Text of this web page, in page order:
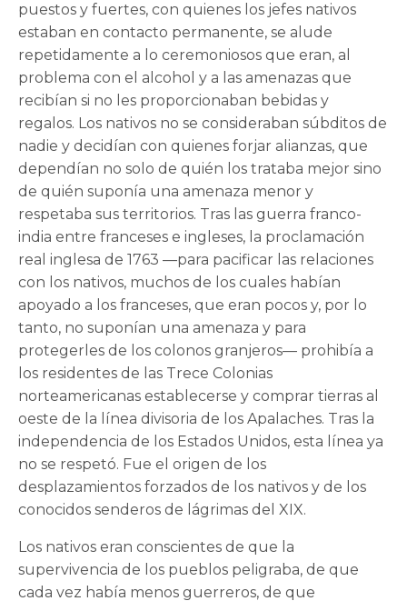
puestos y fuertes, con quienes los jefes nativos
estaban en contacto permanente, se alude
repetidamente a lo ceremoniosos que eran, al
problema con el alcohol y a las amenazas que
recibían si no les proporcionaban bebidas y
regalos. Los nativos no se consideraban súbditos de
nadie y decidían con quienes forjar alianzas, que
dependían no solo de quién los trataba mejor sino
de quién suponía una amenaza menor y
respetaba sus territorios. Tras las guerra franco-
india entre franceses e ingleses, la proclamación
real inglesa de 1763 —para pacificar las relaciones
con los nativos, muchos de los cuales habían
apoyado a los franceses, que eran pocos y, por lo
tanto, no suponían una amenaza y para
protegerles de los colonos granjeros— prohibía a
los residentes de las Trece Colonias
norteamericanas establecerse y comprar tierras al
oeste de la línea divisoria de los Apalaches. Tras la
independencia de los Estados Unidos, esta línea ya
no se respetó. Fue el origen de los
desplazamientos forzados de los nativos y de los
conocidos senderos de lágrimas del XIX.
Los nativos eran conscientes de que la
supervivencia de los pueblos peligraba, de que
cada vez había menos guerreros, de que